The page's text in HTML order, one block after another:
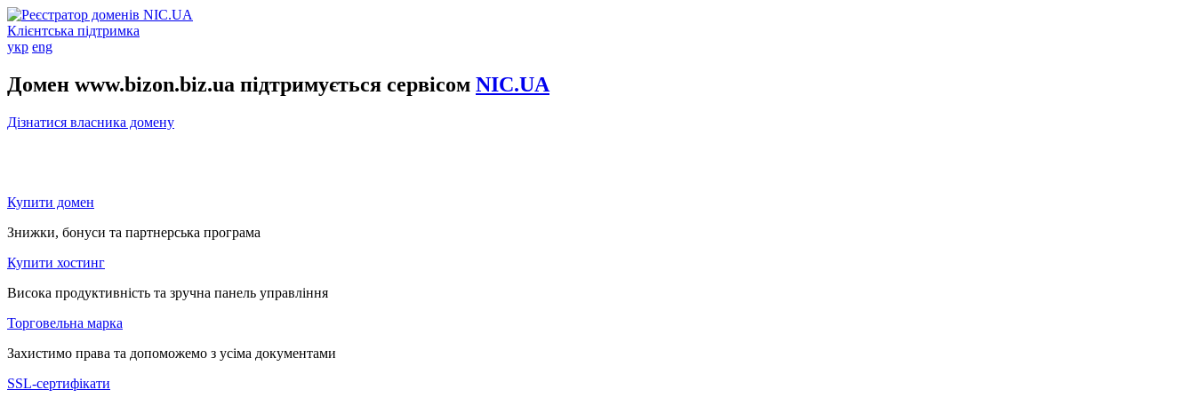
Клієнтська підтримка
укр eng
Домен www.bizon.biz.ua підтримується сервісом NIC.UA
Дізнатися власника домену
Купити домен
Знижки, бонуси та партнерська програма
Купити хостинг
Висока продуктивність та зручна панель управління
Торговельна марка
Захистимо права та допоможемо з усіма документами
SSL-сертифікати